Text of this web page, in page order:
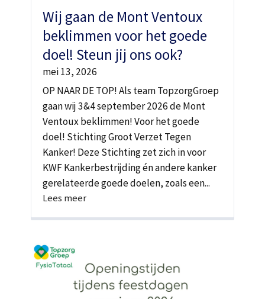
Wij gaan de Mont Ventoux
beklimmen voor het goede
doel! Steun jij ons ook?
mei 13, 2026
OP NAAR DE TOP! Als team TopzorgGroep
gaan wij 3&4 september 2026 de Mont
Ventoux beklimmen! Voor het goede
doel! Stichting Groot Verzet Tegen
Kanker! Deze Stichting zet zich in voor
KWF Kankerbestrijding én andere kanker
gerelateerde goede doelen, zoals een...
Lees meer